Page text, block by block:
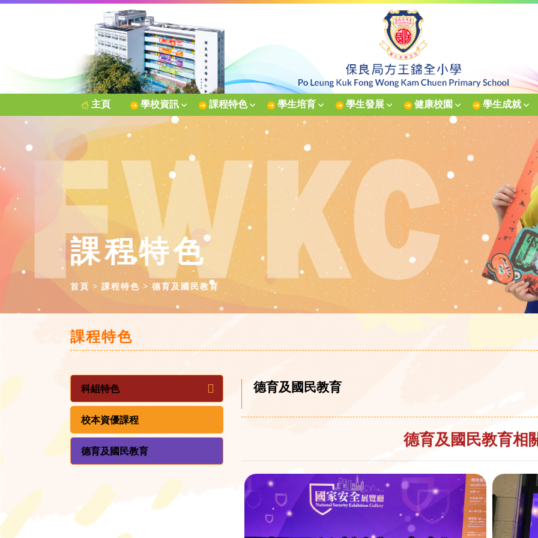
主頁 學校資訊 課程特色 學生培育 學生發展 健康校園 學生成就
課程特色
首頁 課程特色 德育及國民教育
課程特色
科組特色
校本資優課程
德育及國民教育
德育及國民教育
德育及國民教育相